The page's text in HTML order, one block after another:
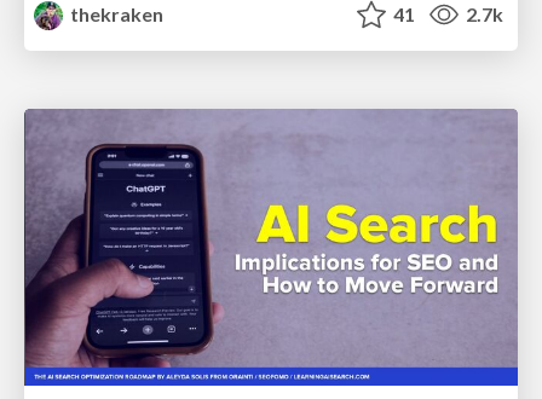
thekraken
41 2.7k